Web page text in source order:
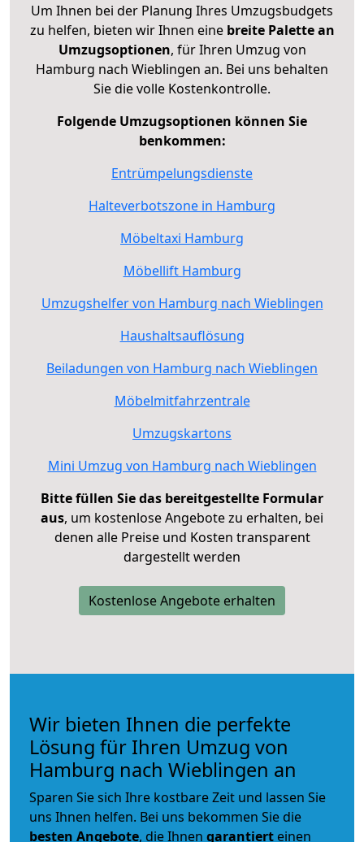
Um Ihnen bei der Planung Ihres Umzugsbudgets
zu helfen, bieten wir Ihnen eine breite Palette an
Umzugsoptionen, für Ihren Umzug von
Hamburg nach Wieblingen an. Bei uns behalten
Sie die volle Kostenkontrolle.
Folgende Umzugsoptionen können Sie
benkommen:
Entrümpelungsdienste
Halteverbotszone in Hamburg
Möbeltaxi Hamburg
Möbellift Hamburg
Umzugshelfer von Hamburg nach Wieblingen
Haushaltsauflösung
Beiladungen von Hamburg nach Wieblingen
Möbelmitfahrzentrale
Umzugskartons
Mini Umzug von Hamburg nach Wieblingen
Bitte füllen Sie das bereitgestellte Formular
aus, um kostenlose Angebote zu erhalten, bei
denen alle Preise und Kosten transparent
dargestellt werden
Kostenlose Angebote erhalten
Wir bieten Ihnen die perfekte
Lösung für Ihren Umzug von
Hamburg nach Wieblingen an
Sparen Sie sich Ihre kostbare Zeit und lassen Sie
uns Ihnen helfen. Bei uns bekommen Sie die
besten Angebote, die Ihnen garantiert einen